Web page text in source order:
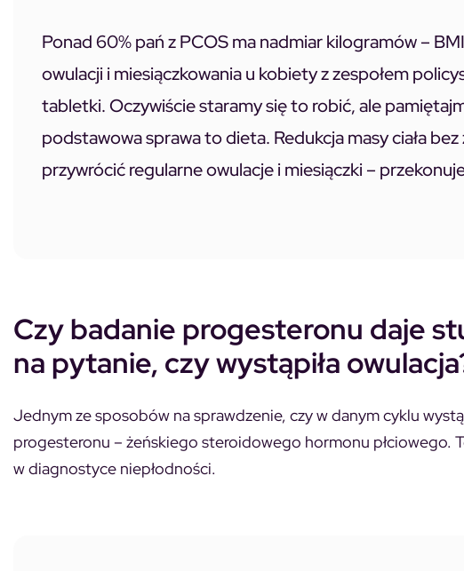
Ponad 60% pań z PCOS ma nadmiar kilogramów –
owulacji i miesiączkowania u kobiety z zespołem
tabletki. Oczywiście staramy się to robić, ale
podstawowa sprawa to dieta. Redukcja masy ciała
przywrócić regularne owulacje i miesiączki –
Czy badanie progesteronu daje
na pytanie, czy wystąpiła
Jednym ze sposobów na sprawdzenie, czy w danym cyklu
progesteronu – żeńskiego steroidowego hormonu płciowego.
w diagnostyce niepłodności.